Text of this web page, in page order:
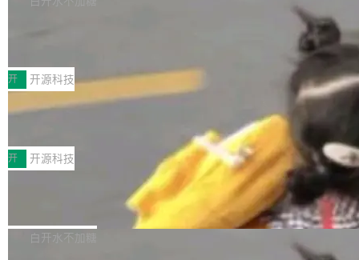
不完。」5T 来自免费额度，3T 来自 Go...
ve JH71XX 的设备，例如 VisionFive 2、PINE
64 STAR64，以及 QEMU。 增强了对 POSIX.1
-2024 和 C23 编程接口标准的兼容性。 compat
_linux(8) 增强了对 Linux 系统调用的支持，包
括 epoll（围绕 kqueue 实现）、POSIX 消息队
列、...
案
享会在上海举办。鸿蒙生态的全场景智慧营销平
台鲸鸿动能协同华为游戏中心，面向游戏行业开
发者及生态伙伴，系统呈现了平台在游戏领域的
完整能力版图——从IAP高价值用户的全周期经
营、到IAA游戏的“买变一体”正循环、再到联运与
广告协同的全链路经营闭环，以及面向全球市场
的出海增长布局。 华为终端云业务商业化销售负
责人在开场致辞中表示，游戏开发者的核心诉求
已不再是“多一个投放渠道”，而是一套能够持续
开 开源科技
技嘉X3D系列再添新成员 B850 AORU
面向AMD Ryzen X3D处理器玩家，技嘉X3D系
列主板阵容迎来新成员——B850 AORUS ELITE
X3D。作为面向主流高性能平台打造的全新主板
产品，B850 AORUS ELITE X3D延续技嘉在X3
D平台优化上的技术积累，旨在为游戏玩家带来
更稳定、更高效的装机选择。 B850 AORUS ELI
开 开源科技
Zadig v5.0 发布：AI 发布专员与 AI 审
我们团队这几天最大的卡点不是 AI 写得不够
好，是 AI 写得太好了。 好到审查排期从两天的
白开水不加糖